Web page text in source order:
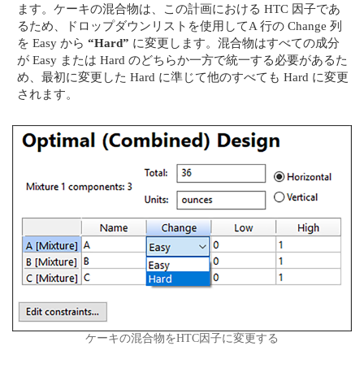
ます。ケーキの混合物は、この計画における HTC 因子であ
るため、ドロップダウンリストを使用してA 行の Change 列
を Easy から“Hard” に変更します。混合物はすべての成分
が Easy または Hard のどちらか一方で統一する必要があるた
め、最初に変更した Hard に準じて他のすべても Hard に変更
されます。
ケーキの混合物をHTC因子に変更する